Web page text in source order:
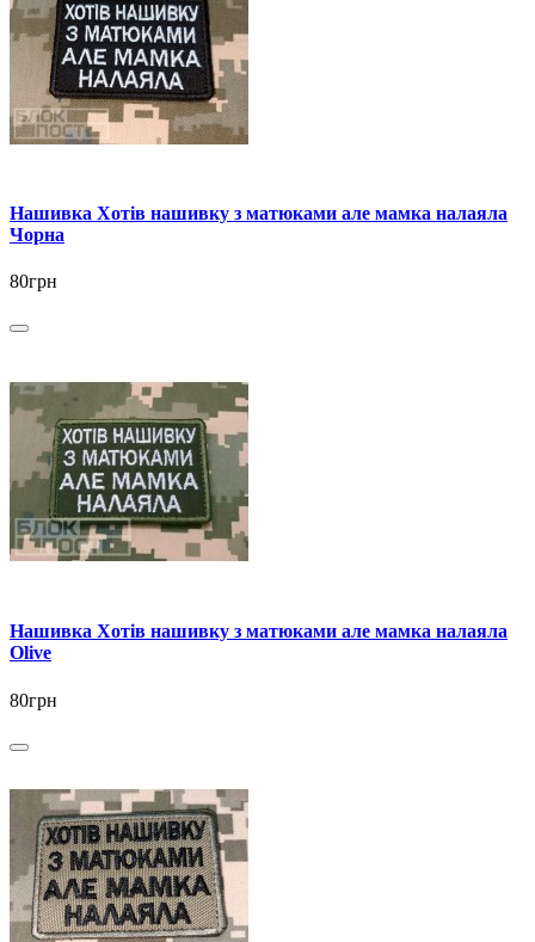
Нашивка Хотів нашивку з матюками але мамка налаяла
Чорна
80грн
Нашивка Хотів нашивку з матюками але мамка налаяла
Olive
80грн